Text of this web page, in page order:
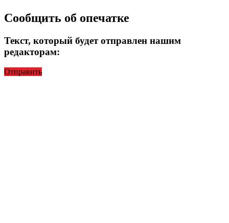
Сообщить об опечатке
Текст, который будет отправлен нашим
редакторам:
Отправить